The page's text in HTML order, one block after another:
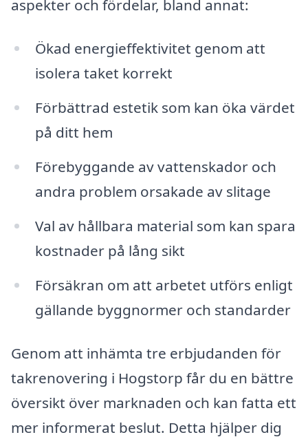
aspekter och fördelar, bland annat:
Ökad energieffektivitet genom att
isolera taket korrekt
Förbättrad estetik som kan öka värdet
på ditt hem
Förebyggande av vattenskador och
andra problem orsakade av slitage
Val av hållbara material som kan spara
kostnader på lång sikt
Försäkran om att arbetet utförs enligt
gällande byggnormer och standarder
Genom att inhämta tre erbjudanden för
takrenovering i Hogstorp får du en bättre
översikt över marknaden och kan fatta ett
mer informerat beslut. Detta hjälper dig